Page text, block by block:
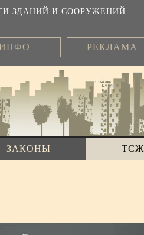
ЗДАНИЙ И СООРУЖЕНИЙ
РЕКЛАМА
ЗАКОНЫ ТСЖ